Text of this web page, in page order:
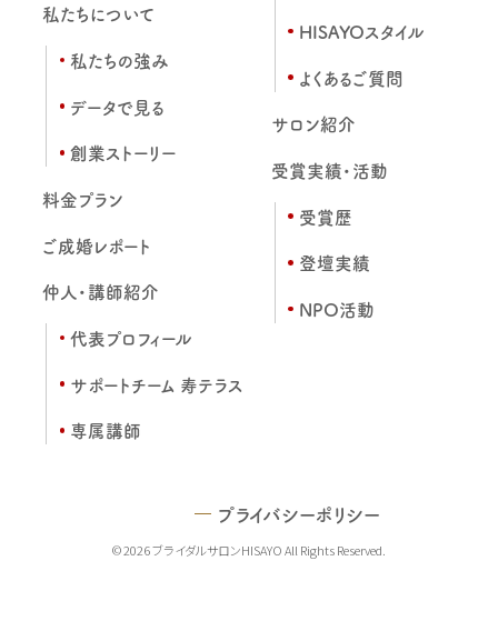
私たちについて
私たちの強み
データで見る
創業ストーリー
料金プラン
ご成婚レポート
仲人・講師紹介
代表プロフィール
サポートチーム 寿テラス
専属講師
HISAYOスタイル
よくあるご質問
サロン紹介
受賞実績・活動
受賞歴
登壇実績
NPO活動
プライバシーポリシー
© 2026 ブライダルサロンHISAYO All Rights Reserved.